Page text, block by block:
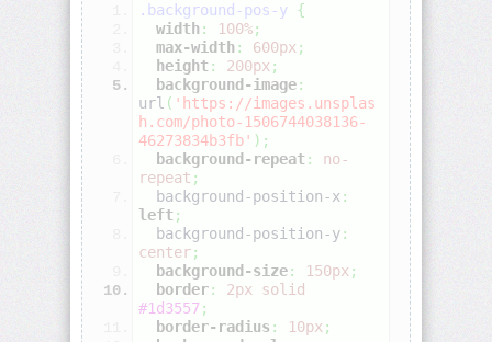
all
animation
animation-
delay
animation-
direction
animation-
duration
.background-pos-y {
width : 100%;
max-width : 600px ;
height : 200px ;
background-image:
url ( 'https://images.unsplas
h.com/photo-1506744038136-
46273834b3fb' ) ;
background-repeat :
no-
repeat ;
  background-position-x
:
left ;
  background-position-y
:
center;
background-size: 150px ;
border: 2px
solid
#1d3557 ;
border-radius : 10px ;